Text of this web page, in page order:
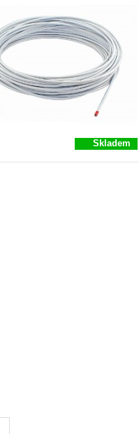
Skladem